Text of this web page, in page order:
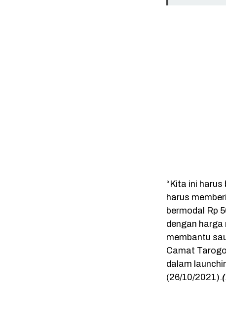
“Kita ini
harus
bermodal Rp
dengan harga
membantu
Camat
dalam
(26/10/2021).